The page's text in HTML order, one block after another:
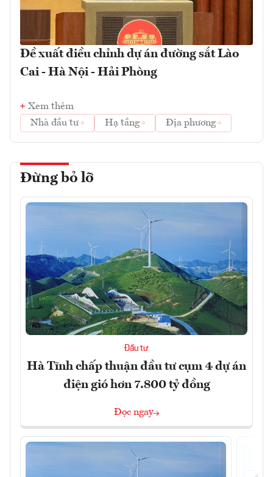
Đề xuất điều chỉnh dự án đường sắt Lào
Cai - Hà Nội - Hải Phòng
Xem thêm
Nhà đầu tư
Hạ tầng Địa phương
Đừng bỏ lỡ
Đầu tư
Hà Tĩnh chấp thuận đầu tư cụm 4 dự án
điện gió hơn 7.800 tỷ đồng
Đọc ngay